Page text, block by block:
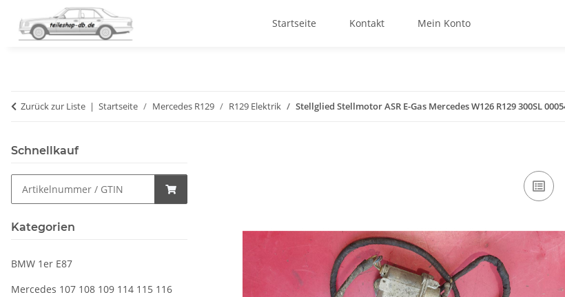
Startseite Kontakt Mein Konto
Zurück zur Liste Startseite Mercedes R129 R129 Elektrik Stellglied Stellmotor ASR E-Gas Mercedes W126 R129 300SL
Schnellkauf
Kategorien
BMW 1er E87
Mercedes 107 108 109 114 115 116